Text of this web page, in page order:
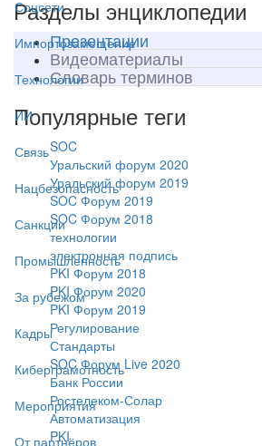
Соцсети
Импортозамещение
Технологии
ИИ
Связь
Нацбезопасность
Санкции
Промышленность
За рубежом
Кадры
Киберграмотность
Мероприятия
От партнёров
Разделы энциклопедии
Презентации
Видеоматериалы
Словарь терминов
Популярные теги
SOC
Уральский форум 2020
Уральский форум 2019
SOC Форум 2019
SOC Форум 2018
технологии
электронная подпись
PKI Форум 2018
PKI Форум 2020
PKI Форум 2019
Регулирование
Стандарты
SOC Форум Live 2020
Банк России
Ростелеком-Солар
Автоматизация
PKI